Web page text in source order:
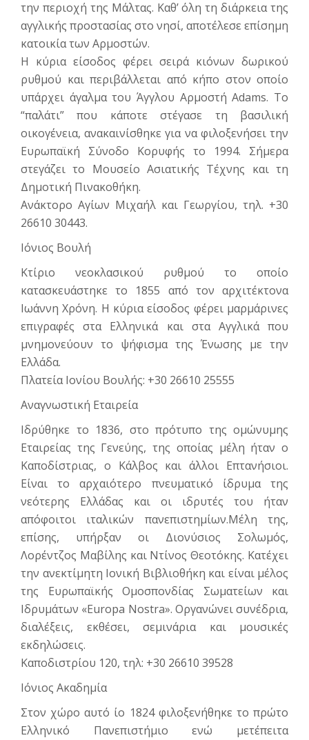
την περιο­χή της Μάλτας. Καθ’ όλη τη διάρκεια της
αγγλικής προστασίας στο νησί, αποτέλεσε επίσημη
κατοικία των Αρμοστών.
Η κύρια είσοδος φέρει σειρά κιόνων δωρικού
ρυθμού και περιβάλλεται από κήπο στον οποίο
υπάρχει άγαλμα του Άγγλου Αρμοστή Adams. Το
“παλάτι” που κάποτε στέγασε τη βασιλική
οικογένεια, ανακαινίσθηκε για να φιλοξενήσει την
Ευρωπαϊκή Σύνοδο Κορυφής το 1994. Σήμερα
στεγάζει το Μουσείο Ασιατικής Τέχνης και τη
Δημοτική Πινακοθήκη.
Ανάκτορο Αγίων Μιχαήλ και Γεωργίου, τηλ. +30
26610 30443.
Ιόνιος Βουλή
Κτίριο νεοκλασικού ρυθμού το οποίο
κατασκευάστηκε το 1855 από τον αρχιτέκτονα
Ιωάννη Χρόνη. Η κύρια είσοδος φέρει μαρμάρινες
επιγραφές στα Ελληνικά και στα Αγγλικά που
μνημονεύουν το ψήφισμα της Ένωσης με την
Ελλάδα.
Πλατεία Ιονίου Βουλής: +30 26610 25555
Αναγνωστική Εταιρεία
Ιδρύθηκε το 1836, στο πρότυπο της ομώνυμης
Εταιρείας της Γενεύης, της οποίας μέλη ήταν ο
Καποδίστριας, ο Κάλβος και άλλοι Επτανή­σιοι.
Είναι το αρχαιότερο πνευματικό ίδρυμα της
νεότερης Ελλάδας και οι ιδρυτές του ήταν
απόφοιτοι ιταλικών πανεπιστημίων.Μέλη της,
επίσης, υπήρξαν οι Διονύσιος Σολωμός,
Λορέντζος Μαβίλης και Ντίνος Θεο­τόκης. Κατέχει
την ανεκτίμητη Ιονική Βιβλιοθήκη και είναι μέλος
της Ευρωπαϊκής Ομοσπονδίας Σωματεί­ων και
Ιδρυμάτων «Europa Nostra». Οργανώνει συνέδρια,
διαλέξεις, εκθέσει, σεμινάρια και μουσικές
εκδηλώσεις.
Καποδιστρίου 120, τηλ: +30 26610 39528
Ιόνιος Ακαδημία
Στον χώρο αυτό ίο 1824 φιλοξενήθηκε το πρώτο
Ελληνικό Πανεπιστήμιο ενώ μετέπειτα